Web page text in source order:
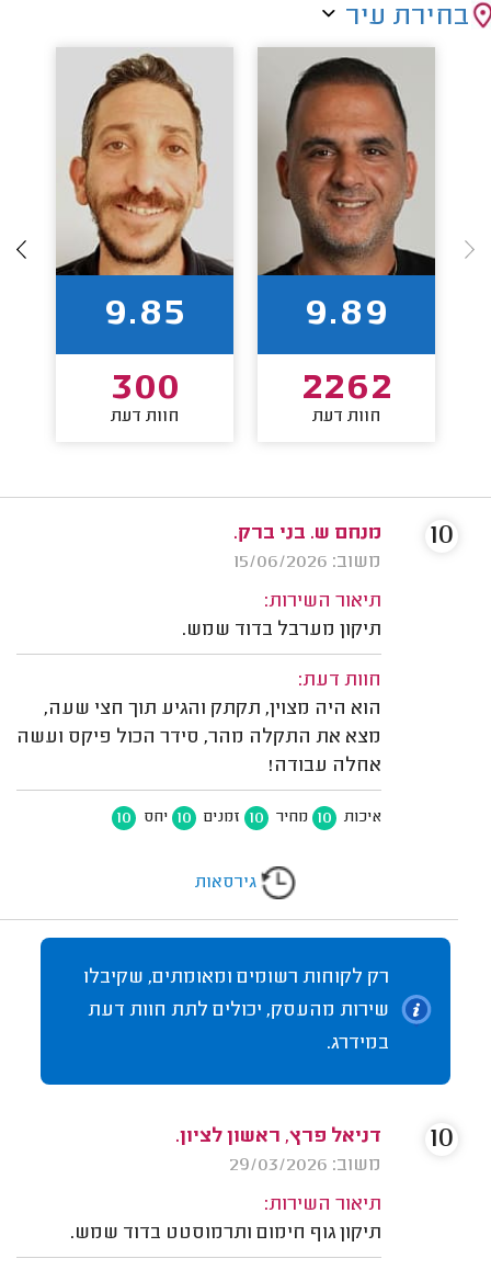
בחירת עיר
9.89
2262
חוות דעת
9.85
300
חוות דעת
מנחם ש. בני ברק.
משוב: 15/06/2026
תיאור השירות:
תיקון מערבל בדוד שמש.
חוות דעת:
הוא היה מצוין, תקתק והגיע תוך חצי שעה,
מצא את התקלה מהר, סידר הכול פיקס ועשה
אחלה עבודה!
איכות 10 מחיר 10 זמנים 10 יחס 10
10
גירסאות
רק לקוחות רשומים ומאומתים, שקיבלו
שירות מהעסק, יכולים לתת חוות דעת
במידרג.
דניאל פרץ, ראשון לציון.
משוב: 29/03/2026
תיאור השירות:
תיקון גוף חימום ותרמוסטט בדוד שמש.
10